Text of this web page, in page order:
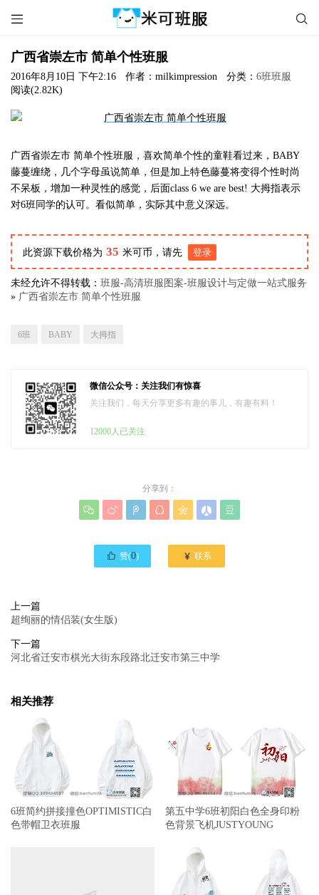
 
广西省崇左市 简单个性班服
2016年8月10日 下午2:16 作者：milkimpression 分类： 6班班服
阅读(2.82K)
广西省崇左市 简单个性班服，喜欢简单个性的童鞋看过来，BABY
藤蔓缠绕，几个字母虽说简单，但是加上特色藤蔓将变得个性时尚
不呆板，增加一种灵性的感觉，后面class 6 we are best! 大拇指表示
对6班同学的认可。看似简单，实际其中意义深远。
此资源下载价格为 35 米可币，请先 登录
未经允许不得转载： 班服-高清班服图案-班服设计与定做一站式服务
» 广西省崇左市 简单个性班服
6班 BABY 大拇指
微信公众号：关注我们有惊喜
关注我们，每天分享更多有趣的事儿，有趣有料！
12000人已关注
分享到：
      
 赞(0)  联系
上一篇
超绚丽的情侣装(女生版)
下一篇
河北省迁安市棋光大街东段路北迁安市第三中学
相关推荐
6班简约拼接撞色OPTIMISTIC白
色带帽卫衣班服
第五中学6班初阳白色全身印粉
色背景飞机JUSTYOUNG